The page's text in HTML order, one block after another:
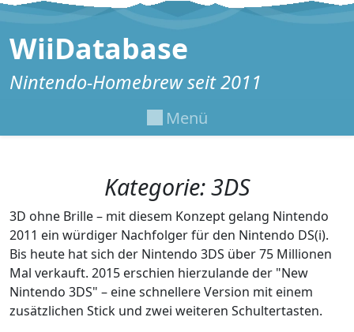
Zum Inhalt springen
WiiDatabase
Nintendo-Homebrew seit 2011
Menü
Kategorie:3DS
3D ohne Brille – mit diesem Konzept gelang Nintendo
2011 ein würdiger Nachfolger für den Nintendo DS(i).
Bis heute hat sich der Nintendo 3DS über 75 Millionen
Mal verkauft. 2015 erschien hierzulande der "New
Nintendo 3DS" – eine schnellere Version mit einem
zusätzlichen Stick und zwei weiteren Schultertasten.